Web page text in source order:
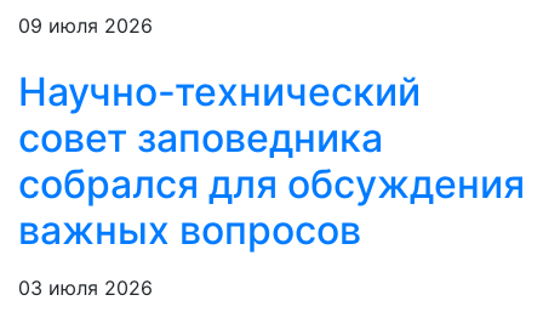
09 июля 2026
Научно-технический
совет заповедника
собрался для обсуждения
важных вопросов
03 июля 2026